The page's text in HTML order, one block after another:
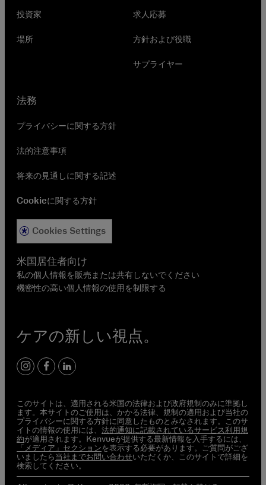
ケアの新しい視点。
Instagram
Facebook
LinkedIn
投資家
場所
求人応募
方針および役職
サプライヤー
法務
プライバシーに関する方針
法的注意事項
将来の見通しに関する記述
Cookieに関する方針
Cookies Settings
米国居住者向け
私の個人情報を販売または共有しないでください
機密性の高い個人情報の使用を制限する
このサイトは、適用される米国の法律および政府規制のみに準拠し
ます。本サイトのご使用は、かかる法律、規制の適用および当社の
プライバシーに関する方針に同意したものとみなされます。このサ
イトの情報の使用には、 法的通知に記載されているサービス利用規
約が適用されます。Kenvueが提供する最新情報を入手するには、
「メディア」セクションを表示する必要があります。ご質問がござ
いましたら 当社までお問い合わせいただくか、このサイトで詳細を
検索してください。